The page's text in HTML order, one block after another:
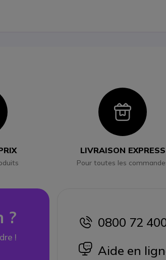
Icon Icon
LIVRAISON EXPRESS
Pour toutes les
?
!
icon
0800 72
icon
Aide en